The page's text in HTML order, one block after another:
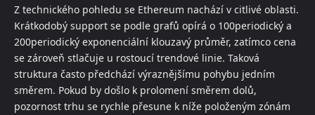
Z technického pohledu se Ethereum nachází v citlivé oblasti.
Krátkodobý support se podle grafů opírá o 100periodický a
200periodický exponenciální klouzavý průměr, zatímco cena
se zároveň stlačuje u rostoucí trendové linie. Taková
struktura často předchází výraznějšímu pohybu jedním
směrem. Pokud by došlo k prolomení směrem dolů,
pozornost trhu se rychle přesune k níže položeným zónám